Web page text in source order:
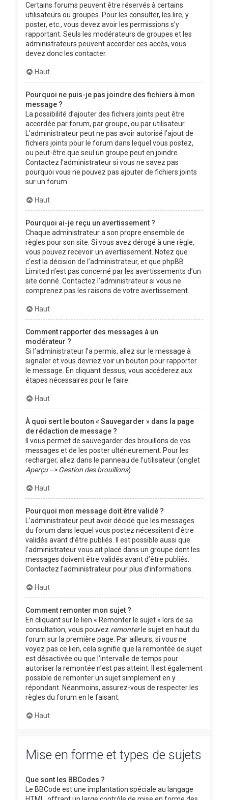
Certains forums peuvent être réservés à certains
utilisateurs ou groupes. Pour les consulter, les lire, y
poster, etc., vous devez avoir les permissions s’y
rapportant. Seuls les modérateurs de groupes et les
administrateurs peuvent accorder ces accès, vous
devez donc les contacter.
Haut
Pourquoi ne puis-je pas joindre des fichiers à mon
message ?
La possibilité d’ajouter des fichiers joints peut être
accordée par forum, par groupe, ou par utilisateur.
L’administrateur peut ne pas avoir autorisé l’ajout de
fichiers joints pour le forum dans lequel vous postez,
ou peut-être que seul un groupe peut en joindre.
Contactez l’administrateur si vous ne savez pas
pourquoi vous ne pouvez pas ajouter de fichiers joints
sur un forum.
Haut
Pourquoi ai-je reçu un avertissement ?
Chaque administrateur a son propre ensemble de
règles pour son site. Si vous avez dérogé à une règle,
vous pouvez recevoir un avertissement. Notez que
c’est la décision de l’administrateur, et que phpBB
Limited n’est pas concerné par les avertissements d’un
site donné. Contactez l’administrateur si vous ne
comprenez pas les raisons de votre avertissement.
Haut
Comment rapporter des messages à un
modérateur ?
Si l’administrateur l’a permis, allez sur le message à
signaler et vous devriez voir un bouton pour rapporter
le message. En cliquant dessus, vous accéderez aux
étapes nécessaires pour le faire.
Haut
À quoi sert le bouton « Sauvegarder » dans la page
de rédaction de message ?
Il vous permet de sauvegarder des brouillons de vos
messages et de les poster ultérieurement. Pour les
recharger, allez dans le panneau de l’utilisateur (onglet
Aperçu --> Gestion des brouillons).
Haut
Pourquoi mon message doit être validé ?
L’administrateur peut avoir décidé que les messages
du forum dans lequel vous postez nécessitent d’être
validés avant d’être publiés. Il est possible aussi que
l’administrateur vous ait placé dans un groupe dont les
messages doivent être validés avant d’être publiés.
Contactez l’administrateur pour plus d’informations.
Haut
Comment remonter mon sujet ?
En cliquant sur le lien « Remonter le sujet » lors de sa
consultation, vous pouvez remonterle sujet en haut du
forum sur la première page. Par ailleurs, si vous ne
voyez pas ce lien, cela signifie que la remontée de sujet
est désactivée ou que l’intervalle de temps pour
autoriser la remontée n’est pas atteint. Il est également
possible de remonter un sujet simplement en y
répondant. Néanmoins, assurez-vous de respecter les
règles du forum en le faisant.
Haut
Mise en forme et types de sujets
Que sont les BBCodes ?
Le BBCode est une implantation spéciale au langage